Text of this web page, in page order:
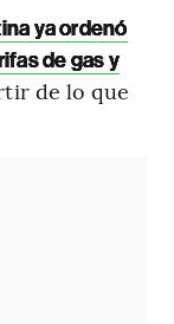
ya ordenó
de gas y
de lo que